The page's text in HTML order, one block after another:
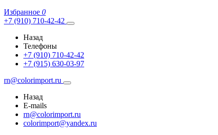
Избранное 0
+7 (910) 710-42-42
Назад
Телефоны
+7 (910) 710-42-42
+7 (915) 630-03-97
rn@colorimport.ru
Назад
E-mails
rn@colorimport.ru
colorimport@yandex.ru